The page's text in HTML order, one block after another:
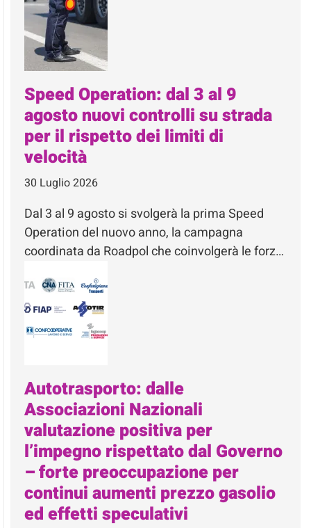
Speed Operation: dal 3 al 9
agosto nuovi controlli su strada
per il rispetto dei limiti di
velocità
30 Luglio 2026
Dal 3 al 9 agosto si svolgerà la prima Speed
Operation del nuovo anno, la campagna
coordinata da Roadpol che coinvolgerà le forz…
Autotrasporto: dalle
Associazioni Nazionali
valutazione positiva per
l’impegno rispettato dal Governo
– forte preoccupazione per
continui aumenti prezzo gasolio
ed effetti speculativi